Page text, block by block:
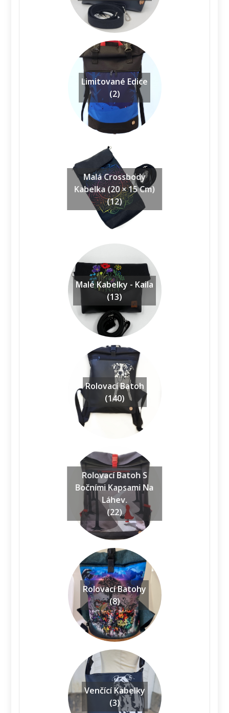
Limitované Edice
(2)
Malá Crossbody
Kabelka (20 × 15 Cm)
(12)
Malé Kabelky - Kaila
(13)
Rolovací Batoh
(140)
Rolovací Batoh S
Bočními Kapsami Na
Láhev.
(22)
Rolovací Batohy
(8)
Venčící Kabelky
(3)